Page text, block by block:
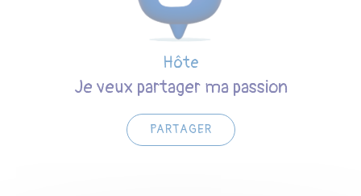
Hôte
Je veux partager ma passion
PARTAGER